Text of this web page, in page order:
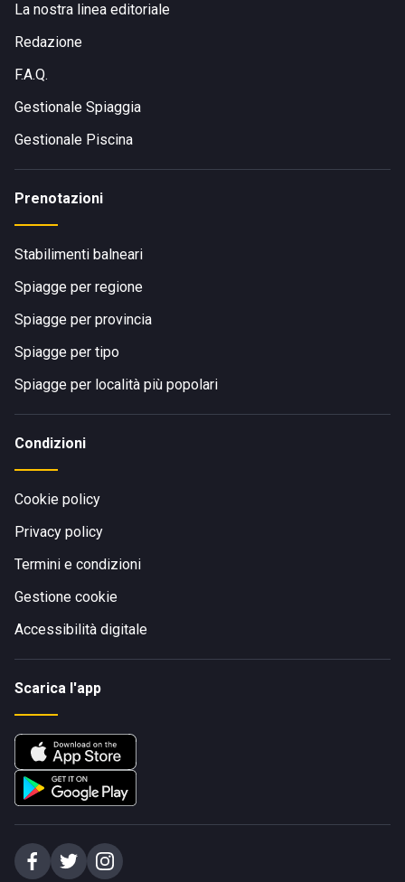
La nostra linea editoriale
Redazione
F.A.Q.
Gestionale Spiaggia
Gestionale Piscina
Prenotazioni
Stabilimenti balneari
Spiagge per regione
Spiagge per provincia
Spiagge per tipo
Spiagge per località più popolari
Condizioni
Cookie policy
Privacy policy
Termini e condizioni
Gestione cookie
Accessibilità digitale
Scarica l'app